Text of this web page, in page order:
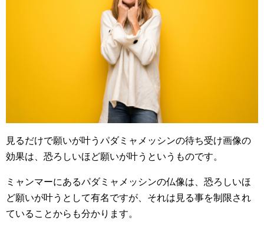
見るだけで願いが叶うパダミャメッシンの待ち受け画像の
効果は、恐ろしいほど願いが叶うというものです。
ミャンマーにあるパダミャメッシンの仏像は、恐ろしいほ
ど願いが叶うとして有名ですが、それは見る事を制限され
ていることからも分かります。